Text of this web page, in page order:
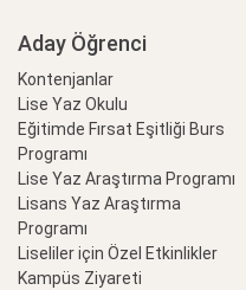
Aday Öğrenci
Kontenjanlar
Lise Yaz Okulu
Eğitimde Fırsat Eşitliği Burs
Programı
Lise Yaz Araştırma Programı
Lisans Yaz Araştırma
Programı
Liseliler için Özel Etkinlikler
Kampüs Ziyareti